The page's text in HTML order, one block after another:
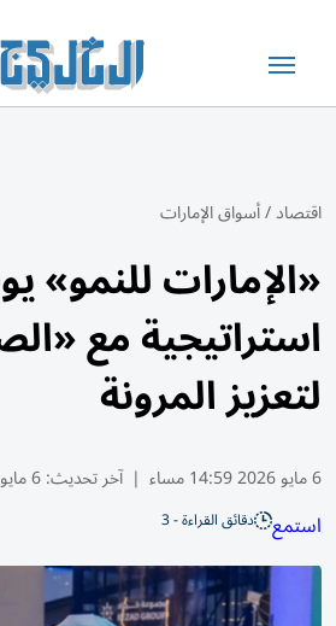
اقتصاد/أسواق الإمارات
«الإمارات للنمو»
استراتيجية مع
لتعزيز المرونة
6 مايو 2026 14:59 مساء | آخر تحديث:6 مايو 15:24 2026
استمع دقائق القراءة - 3